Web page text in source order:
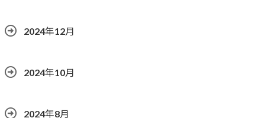
2024年12月
2024年10月
2024年8月